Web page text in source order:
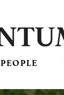
PEOPLE